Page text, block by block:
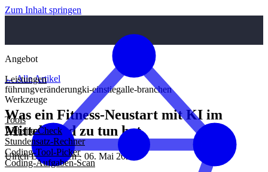
Zum Inhalt springen
Angebot
Leistungen
Werkzeuge
Tools
Website-Check
Stundensatz-Rechner
Coding-Tool-Picker
Coding-Aufgaben-Scan
← Alle Artikel
führungveränderungki-einstiegalle-branchen
Was ein Fitness-Neustart mit KI im
Mittelstand zu tun hat
Ulrich Diedrichsen · 06. Mai 2026